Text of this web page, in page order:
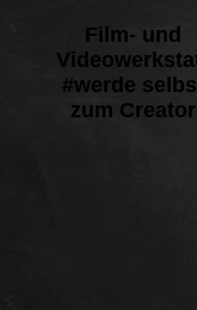
Film- und
#werde
zum Creator